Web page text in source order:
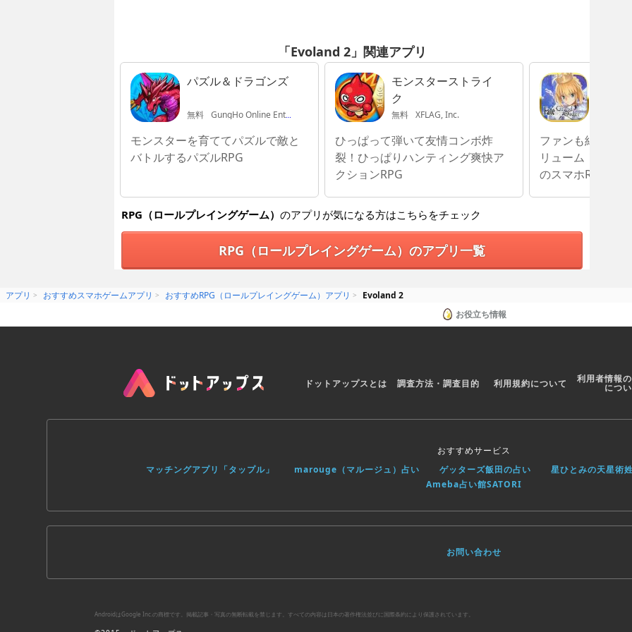
「Evoland 2」関連アプリ
パズル＆ドラゴンズ
無料 GungHo Online Entertainment, INC.
モンスターを育ててパズルで敵と
バトルするパズルRPG
モンスターストライ
ク
無料 XFLAG, Inc.
ひっぱって弾いて友情コンボ炸
裂！ひっぱりハンティング爽快ア
クションRPG
ファンも納得の圧
リューム！Fateシ
のスマホRPG
RPG（ロールプレイングゲーム） のアプリが気になる方はこちらをチェック
RPG（ロールプレイングゲーム）のアプリ一覧
アプリ おすすめスマホゲームアプリ おすすめRPG（ロールプレイングゲーム）アプリ
Evoland 2
お役立ち情報
ドットアップスとは 調査方法・調査目的 利用規約について 利用者情報
につ
おすすめサービス
マッチングアプリ「タップル」
marouge（マルージュ）占い ゲッターズ飯田の占い 星ひとみの天星術
Ameba占い館SATORI
お問い合わせ
AndroidはGoogle Inc.の商標です。掲載記事・写真の無断転載を禁じます。すべての内容は日本の著作権法並びに国際条約により保護されています。